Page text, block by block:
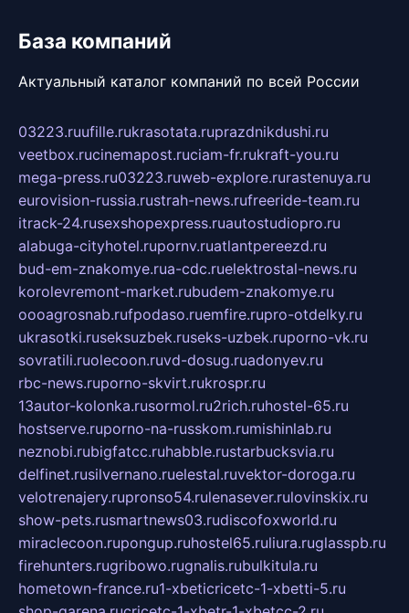
База компаний
Актуальный каталог компаний по всей России
03223.ruufille.rukrasotata.ruprazdnikdushi.ru
veetbox.rucinemapost.ruciam-fr.rukraft-you.ru
mega-press.ru03223.ruweb-explore.rurastenuya.ru
eurovision-russia.rustrah-news.rufreeride-team.ru
itrack-24.rusexshopexpress.ruautostudiopro.ru
alabuga-cityhotel.rupornv.ruatlantpereezd.ru
bud-em-znakomye.rua-cdc.ruelektrostal-news.ru
korolevremont-market.rubudem-znakomye.ru
oooagrosnab.rufpodaso.ruemfire.rupro-otdelky.ru
ukrasotki.ruseksuzbek.ruseks-uzbek.ruporno-vk.ru
sovratili.ruolecoon.ruvd-dosug.ruadonyev.ru
rbc-news.ruporno-skvirt.rukrospr.ru
13autor-kolonka.rusormol.ru2rich.ruhostel-65.ru
hostserve.ruporno-na-russkom.rumishinlab.ru
neznobi.rubigfatcc.ruhabble.rustarbucksvia.ru
delfinet.rusilvernano.ruelestal.ruvektor-doroga.ru
velotrenajery.rupronso54.rulenasever.rulovinskix.ru
show-pets.rusmartnews03.rudiscofoxworld.ru
miraclecoon.rupongup.ruhostel65.ruliura.ruglasspb.ru
firehunters.rugribowo.rugnalis.rubulkitula.ru
hometown-france.ru1-xbeticricetc-1-xbetti-5.ru